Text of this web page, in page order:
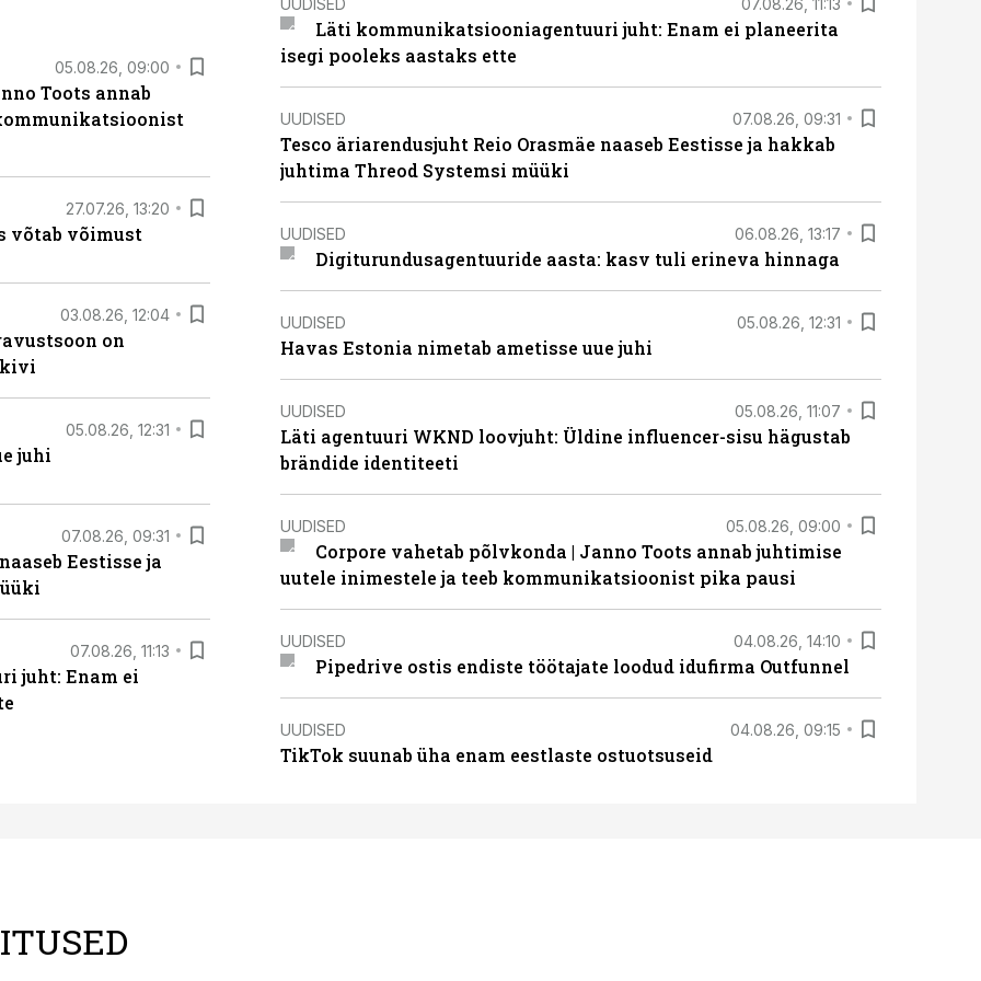
05.08.26, 09:00
Toots annab
27.07.26, 13:20
võtab võimust
03.08.26, 12:04
on
05.08.26, 12:31
juhi
07.08.26, 09:31
Eestisse ja
07.08.26, 11:13
juht: Enam ei
Läti kommunikatsiooniagentuuri juht: Enam ei planeerita
isegi pooleks aastaks ette
UUDISED 07.08.26, 09:31
Tesco äriarendusjuht Reio Orasmäe naaseb Eestisse ja hakkab
juhtima Threod Systemsi müüki
UUDISED 06.08.26, 13:17
Digiturundusagentuuride aasta: kasv tuli erineva hinnaga
UUDISED 05.08.26, 12:31
Havas Estonia nimetab ametisse uue juhi
UUDISED 05.08.26, 11:07
Läti agentuuri WKND loovjuht: Üldine influencer-sisu hägustab
brändide identiteeti
UUDISED 05.08.26, 09:00
Corpore vahetab põlvkonda | Janno Toots annab juhtimise
uutele inimestele ja teeb kommunikatsioonist pika pausi
UUDISED 04.08.26, 14:10
Pipedrive ostis endiste töötajate loodud idufirma Outfunnel
UUDISED 04.08.26, 09:15
TikTok suunab üha enam eestlaste ostuotsuseid